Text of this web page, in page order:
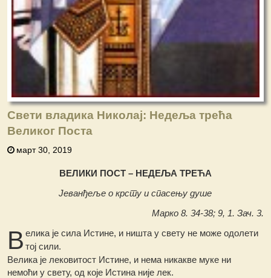
Свети владика Николај: Недеља трећа
Великог Поста
март 30, 2019
ВЕЛИКИ ПОСТ – НЕДЕЉА ТРЕЋА
Јеванђеље о крсту и спасењу душе
Марко 8. 34-38; 9, 1. Зач. 3.
В елика је сила Истине, и ништа у свету не може одолети
тој сили.
Велика је лековитост Истине, и нема никакве муке ни
немоћи у свету, од које Истина није лек.